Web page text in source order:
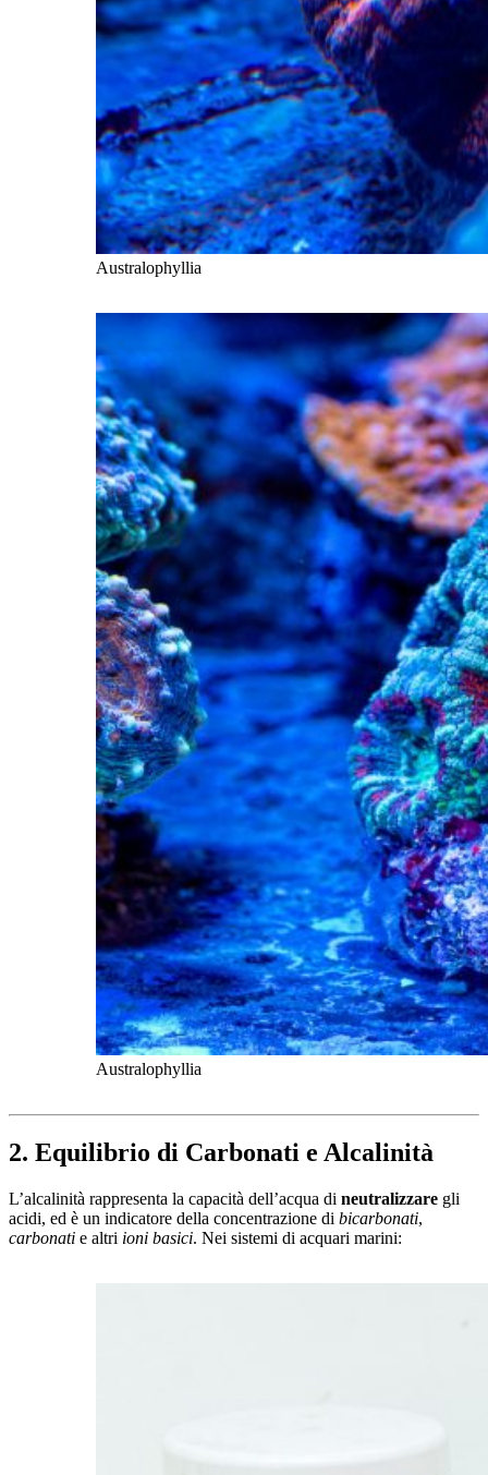
Australophyllia
Australophyllia
2. Equilibrio di Carbonati e Alcalinità
L’alcalinità rappresenta la capacità dell’acqua di neutralizzare gli
acidi, ed è un indicatore della concentrazione di bicarbonati,
carbonati e altri ioni basici. Nei sistemi di acquari marini: